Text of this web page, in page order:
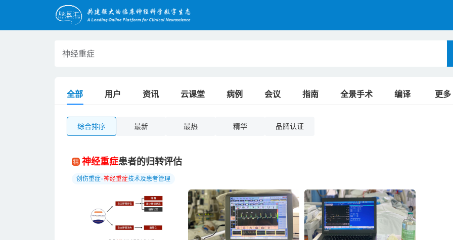
全部 用户 资讯 云课堂 病例 会议 指南 全景手术 编译 更多
综合排序 最新 最热 精华 品牌认证
神经重症患者的归转评估
创伤重症-神经重症技术及患者管理